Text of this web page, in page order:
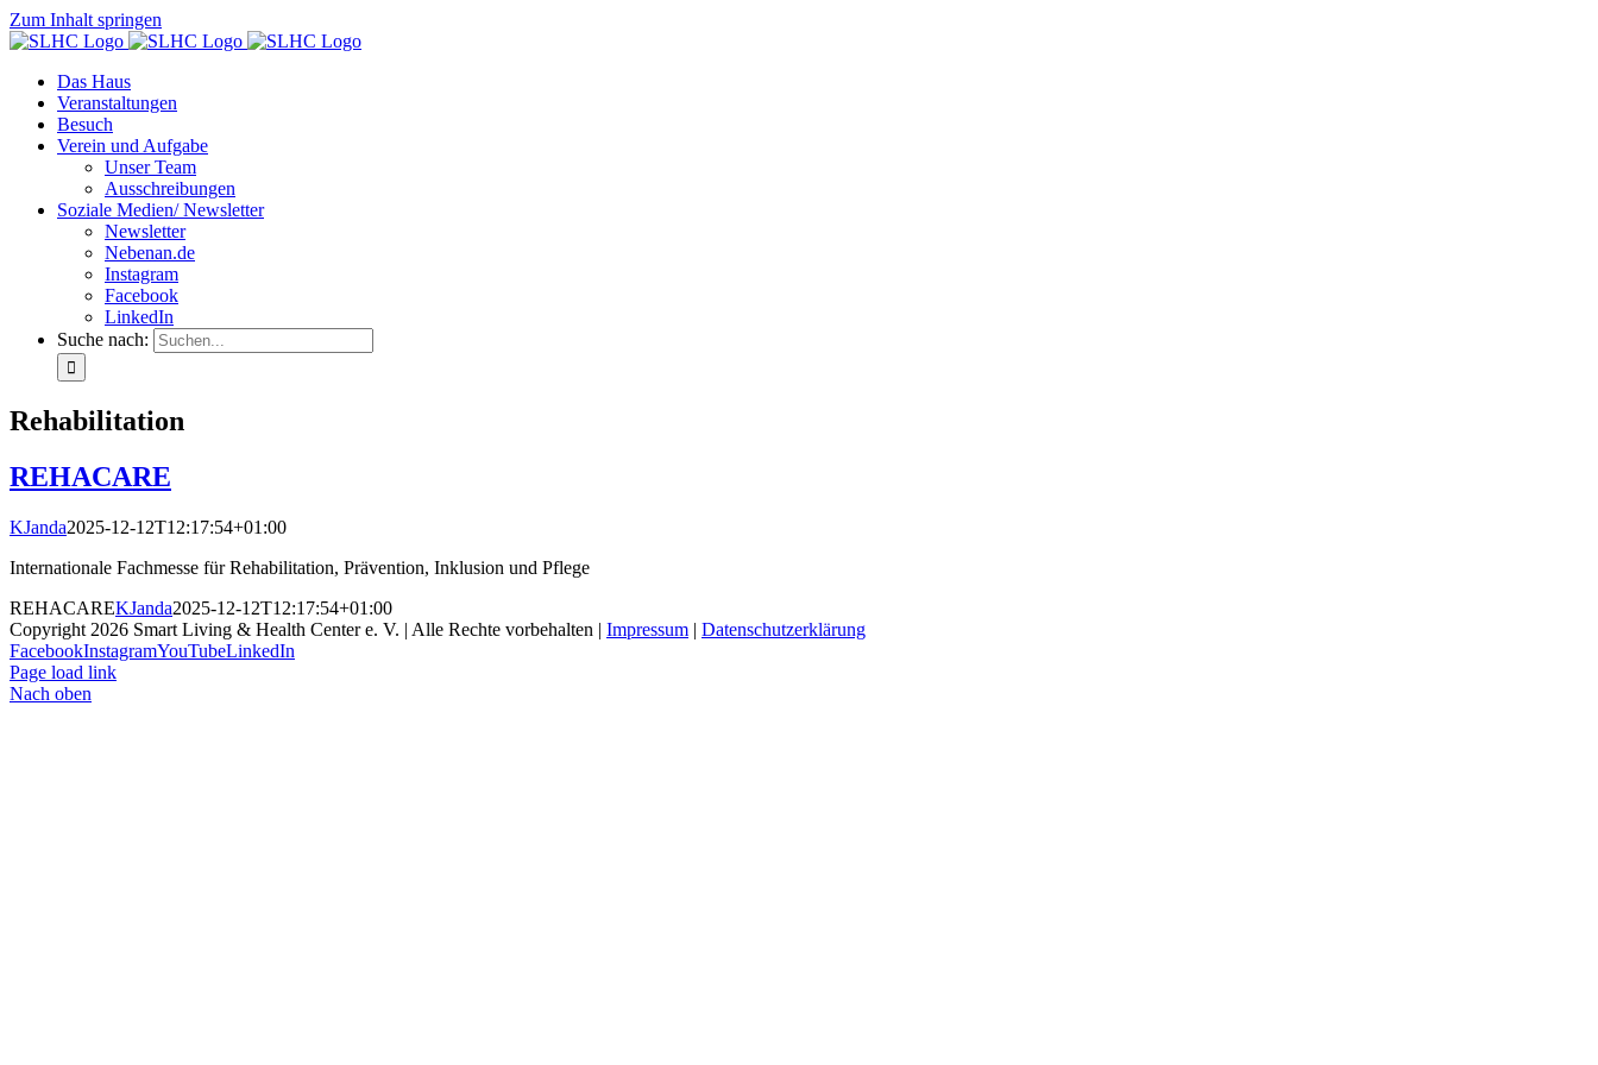
Zum Inhalt springen
Das Haus
Veranstaltungen
Besuch
Verein und Aufgabe
Unser Team
Ausschreibungen
Soziale Medien/ Newsletter
Newsletter
Nebenan.de
Instagram
Facebook
LinkedIn
Suche nach:
Rehabilitation
REHACARE
KJanda2025-12-12T12:17:54+01:00
Internationale Fachmesse für Rehabilitation, Prävention, Inklusion und Pflege
REHACAREKJanda2025-12-12T12:17:54+01:00
Copyright 2026 Smart Living & Health Center e. V. | Alle Rechte vorbehalten | Impressum | Datenschutzerklärung
FacebookInstagramYouTubeLinkedIn
Page load link
Nach oben